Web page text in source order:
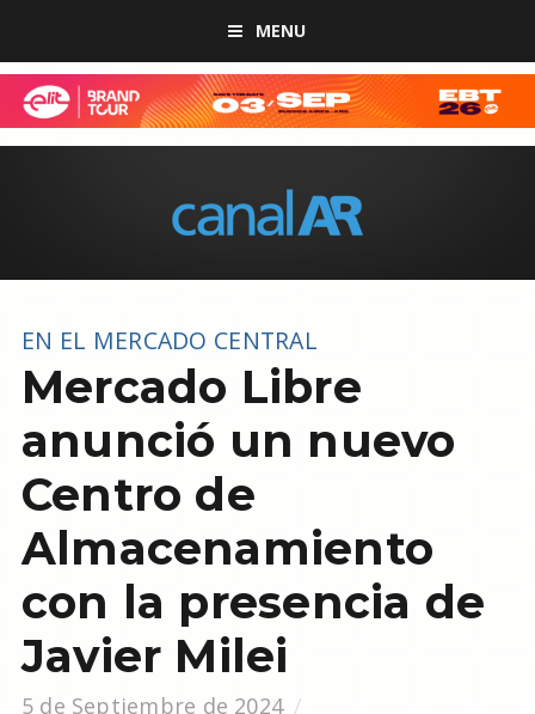
MENU
EN EL MERCADO CENTRAL
Mercado Libre
anunció un nuevo
Centro de
Almacenamiento
con la presencia de
Javier Milei
5 de Septiembre de 2024